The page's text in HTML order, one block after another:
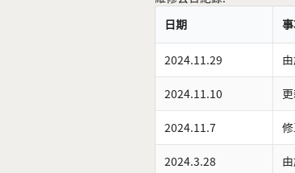
日期
2024.11.29
2024.11.10
2024.11.7
2024.3.28